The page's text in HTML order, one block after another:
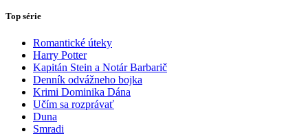
Top série
Romantické úteky
Harry Potter
Kapitán Stein a Notár Barbarič
Denník odvážneho bojka
Krimi Dominika Dána
Učím sa rozprávať
Duna
Smradi